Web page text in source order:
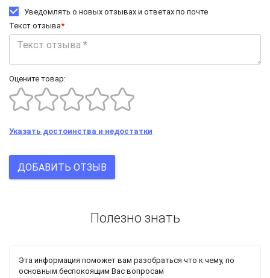
Уведомлять о новых отзывах и ответах по почте
Текст отзыва*
Оцените товар:
Указать достоинства и недостатки
ДОБАВИТЬ ОТЗЫВ
Полезно знать
Эта информация поможет вам разобраться что к чему, по
основным беспокоящим Вас вопросам